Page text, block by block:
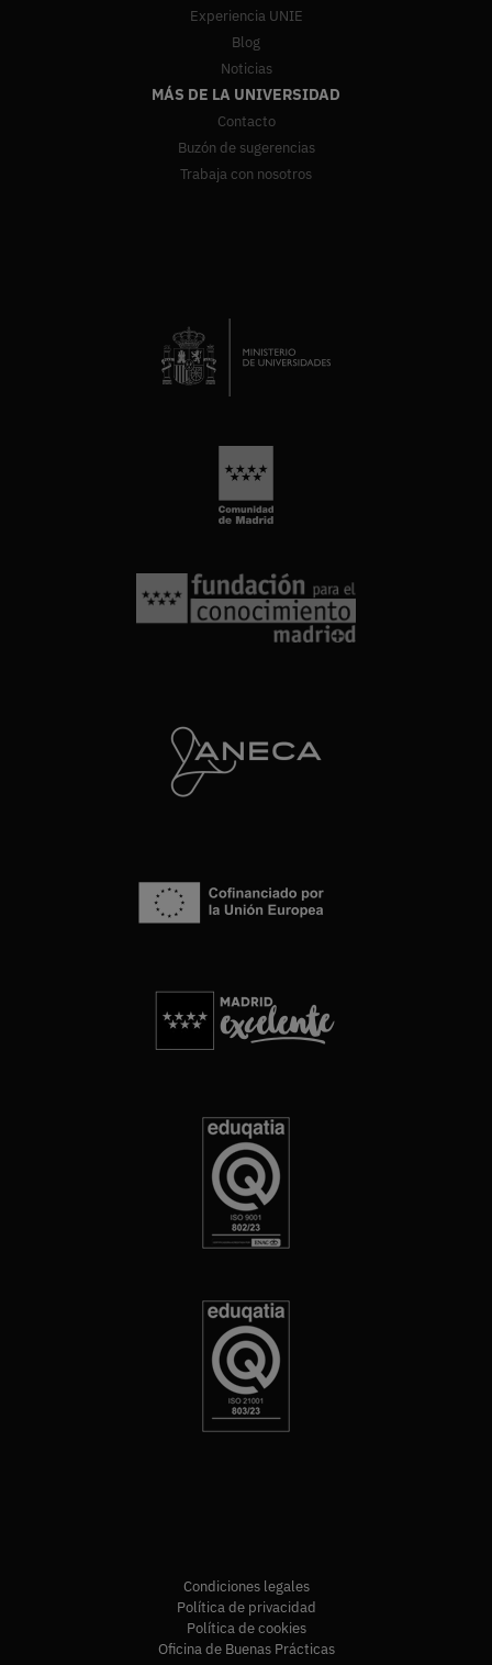
Experiencia UNIE
Blog
Noticias
MÁS DE LA UNIVERSIDAD
Contacto
Buzón de sugerencias
Trabaja con nosotros
Condiciones legales
Política de privacidad
Política de cookies
Oficina de Buenas Prácticas